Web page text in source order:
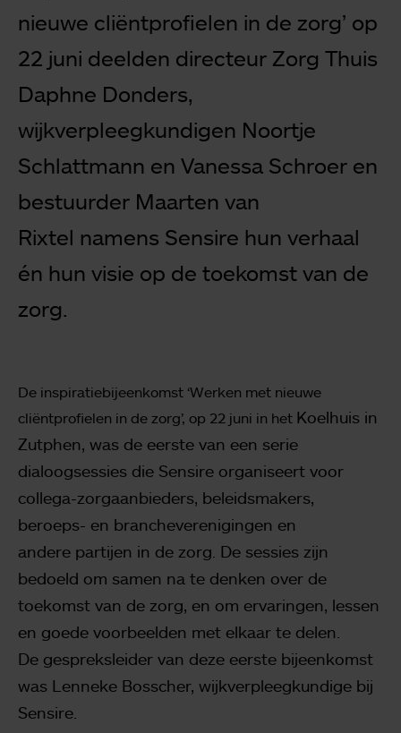
nieuwe cliëntprofielen in de zorg’ op
22 juni deelden directeur Zorg Thuis
Daphne Donders,
wijkverpleegkundigen Noortje
Schlattmann en Vanessa Schroer en
bestuurder Maarten van
Rixtel namens Sensire hun verhaal
én hun visie op de toekomst van de
zorg.
De inspiratiebijeenkomst ‘Werken met nieuwe
cliëntprofielen in de zorg’, op 22 juni in het Koelhuis in
Zutphen, was de eerste van een serie
dialoogsessies die Sensire organiseert voor
collega-zorgaanbieders, beleidsmakers,
beroeps- en brancheverenigingen en
andere partijen in de zorg. De sessies zijn
bedoeld om samen na te denken over de
toekomst van de zorg, en om ervaringen, lessen
en goede voorbeelden met elkaar te delen.
De gespreksleider van deze eerste bijeenkomst
was Lenneke Bosscher, wijkverpleegkundige bij
Sensire.